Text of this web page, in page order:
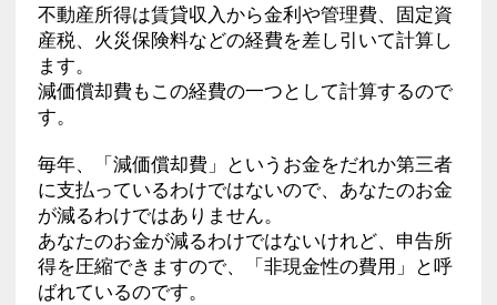
不動産所得は賃貸収入から金利や管理費、固定資
産税、火災保険料などの経費を差し引いて計算し
ます。
減価償却費もこの経費の一つとして計算するので
す。
毎年、「減価償却費」というお金をだれか第三者
に支払っているわけではないので、あなたのお金
が減るわけではありません。
あなたのお金が減るわけではないけれど、申告所
得を圧縮できますので、「非現金性の費用」と呼
ばれているのです。